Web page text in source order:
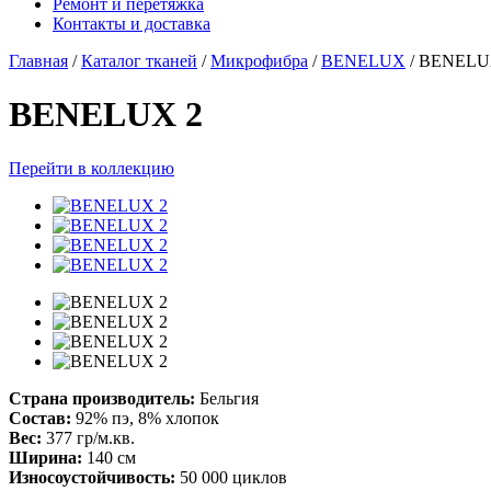
Ремонт и перетяжка
Контакты и доставка
Главная / Каталог тканей / Микрофибра / BENELUX /
BENELUX 2
Перейти в коллекцию
Страна производитель: Бельгия
Состав: 92% пэ, 8% хлопок
Вес: 377 гр/м.кв.
Ширина: 140 см
Износоустойчивость: 50 000 циклов